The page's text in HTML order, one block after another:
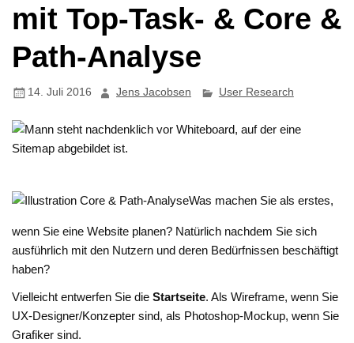
mit Top-Task- & Core &
Path-Analyse
14. Juli 2016 Jens Jacobsen User Research
Was machen Sie als erstes,
wenn Sie eine Website planen? Natürlich nachdem Sie sich
ausführlich mit den Nutzern und deren Bedürfnissen beschäftigt
haben?
Vielleicht entwerfen Sie dieStartseite. Als Wireframe, wenn Sie
UX-Designer/Konzepter sind, als Photoshop-Mockup, wenn Sie
Grafiker sind.